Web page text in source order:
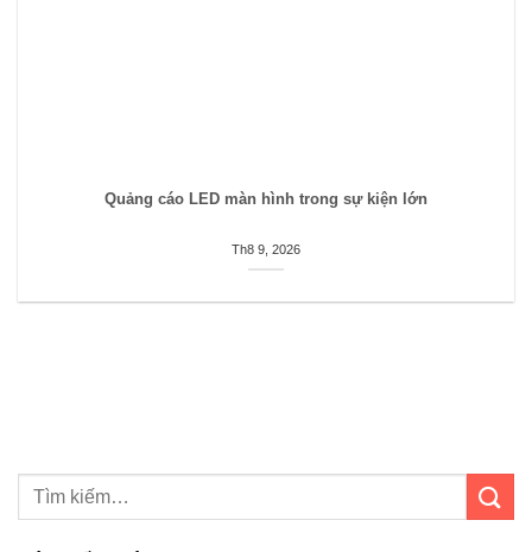
Quảng cáo LED màn hình trong sự kiện lớn
Th8 9, 2026